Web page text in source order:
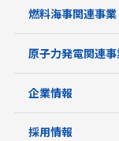
燃料海事関連事業
原子力発電関連
企業情報
採用情報